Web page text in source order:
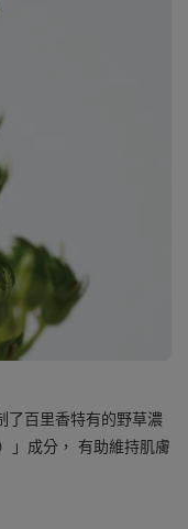
了百里香特有的野草濃
」成分， 有助維持肌膚